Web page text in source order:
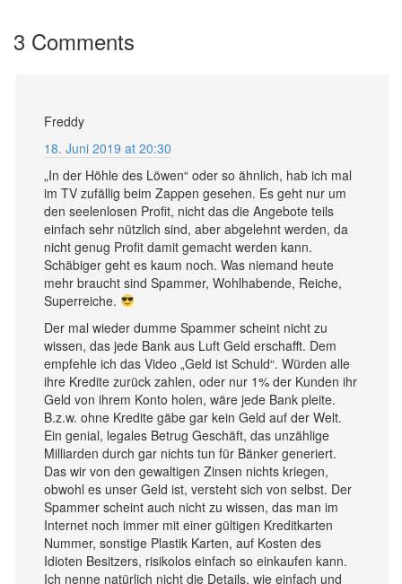
3 Comments
Freddy
18. Juni 2019 at 20:30
„In der Höhle des Löwen“ oder so ähnlich, hab ich mal
im TV zufällig beim Zappen gesehen. Es geht nur um
den seelenlosen Profit, nicht das die Angebote teils
einfach sehr nützlich sind, aber abgelehnt werden, da
nicht genug Profit damit gemacht werden kann.
Schäbiger geht es kaum noch. Was niemand heute
mehr braucht sind Spammer, Wohlhabende, Reiche,
Superreiche.
Der mal wieder dumme Spammer scheint nicht zu
wissen, das jede Bank aus Luft Geld erschafft. Dem
empfehle ich das Video „Geld ist Schuld“. Würden alle
ihre Kredite zurück zahlen, oder nur 1% der Kunden ihr
Geld von ihrem Konto holen, wäre jede Bank pleite.
B.z.w. ohne Kredite gäbe gar kein Geld auf der Welt.
Ein genial, legales Betrug Geschäft, das unzählige
Milliarden durch gar nichts tun für Bänker generiert.
Das wir von den gewaltigen Zinsen nichts kriegen,
obwohl es unser Geld ist, versteht sich von selbst. Der
Spammer scheint auch nicht zu wissen, das man im
Internet noch immer mit einer gültigen Kreditkarten
Nummer, sonstige Plastik Karten, auf Kosten des
Idioten Besitzers, risikolos einfach so einkaufen kann.
Ich nenne natürlich nicht die Details, wie einfach und